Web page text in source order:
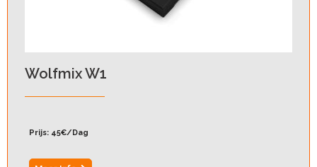
Wolfmix W1
Prijs: 45€/Dag